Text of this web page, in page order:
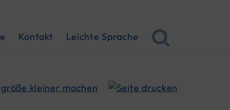
Kontakt Leichte Sprache